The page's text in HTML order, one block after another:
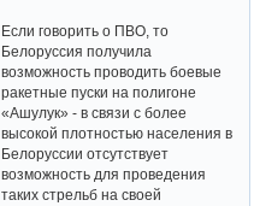
Если говорить о ПВО, то
Белоруссия получила
возможность проводить боевые
ракетные пуски на полигоне
«Ашулук» - в связи с более
высокой плотностью населения в
Белоруссии отсутствует
возможность для проведения
таких стрельб на своей